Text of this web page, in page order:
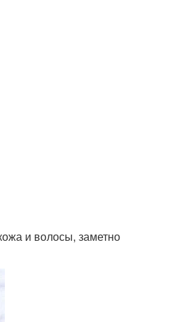
и волосы, заметно